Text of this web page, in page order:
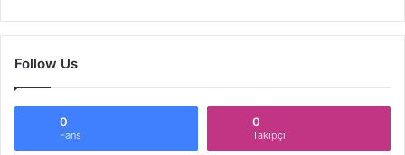
Follow Us
0
Fans
0
Takipçi